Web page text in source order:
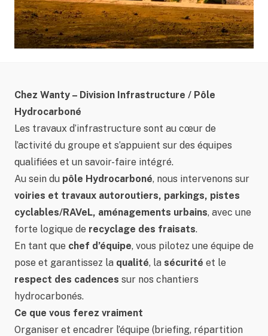
Chez Wanty – Division Infrastructure / Pôle
Hydrocarboné
Les travaux d’infrastructure sont au cœur de
l’activité du groupe et s’appuient sur des équipes
qualifiées et un savoir-faire intégré.
Au sein du pôle Hydrocarboné, nous intervenons sur
voiries et travaux autoroutiers, parkings, pistes
cyclables/RAVeL, aménagements urbains, avec une
forte logique de recyclage des fraisats.
En tant que chef d’équipe, vous pilotez une équipe de
pose et garantissez la qualité, la sécurité et le
respect des cadences sur nos chantiers
hydrocarbonés.
Ce que vous ferez vraiment
Organiser et encadrer l’équipe (briefing, répartition